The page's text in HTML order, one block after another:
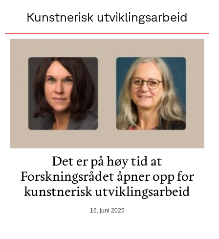
Kunstnerisk utviklingsarbeid
Det er på høy tid at
Forskningsrådet åpner opp for
kunstnerisk utviklingsarbeid
16. juni 2025